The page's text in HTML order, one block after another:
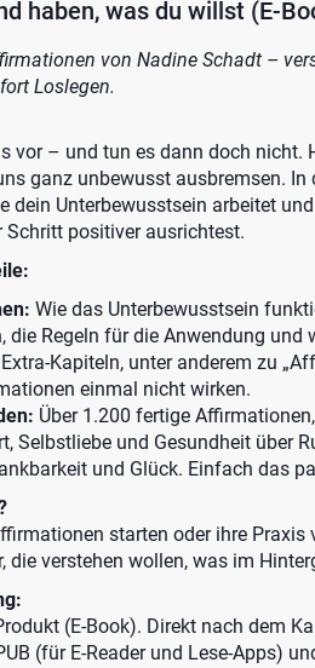
haben, was du willst (E-
von Nadine Schadt –
Loslegen.
vor – und tun es dann doch nicht.
ganz unbewusst ausbremsen.
dein Unterbewusstsein arbeitet
positiver ausrichtest.
Wie das Unterbewusstsein
die Regeln für die Anwendung
Kapiteln, unter anderem zu
einmal nicht wirken.
Über 1.200 fertige
Selbstliebe und Gesundheit über
und Glück. Einfach das
starten oder ihre
die verstehen wollen, was im
(E-Book). Direkt nach dem
(für E-Reader und Lese-Apps)